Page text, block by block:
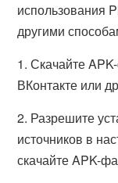
использования
другими
1. Скачайте
ВКонтакте или
2. Разрешите
источников в
скачайте APK-